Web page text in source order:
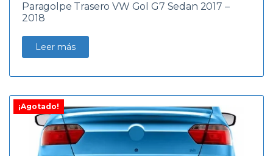
Paragolpe Trasero VW Gol G7 Sedan 2017 –
2018
Leer más
¡Agotado!